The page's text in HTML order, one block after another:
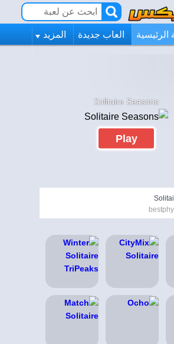
الرئيسية العاب جديدة المزيد
Solitaire Seasons
Play